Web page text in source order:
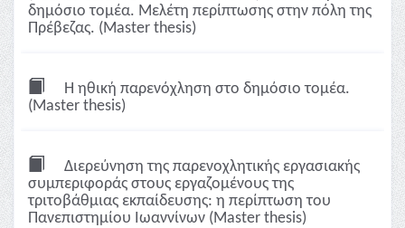
δημόσιο τομέα. Μελέτη περίπτωσης στην πόλη της
Πρέβεζας. (Master thesis)
Η ηθική παρενόχληση στο δημόσιο τομέα.
(Master thesis)
Διερεύνηση της παρενοχλητικής εργασιακής
συμπεριφοράς στους εργαζομένους της
τριτοβάθμιας εκπαίδευσης: η περίπτωση του
Πανεπιστημίου Ιωαννίνων (Master thesis)